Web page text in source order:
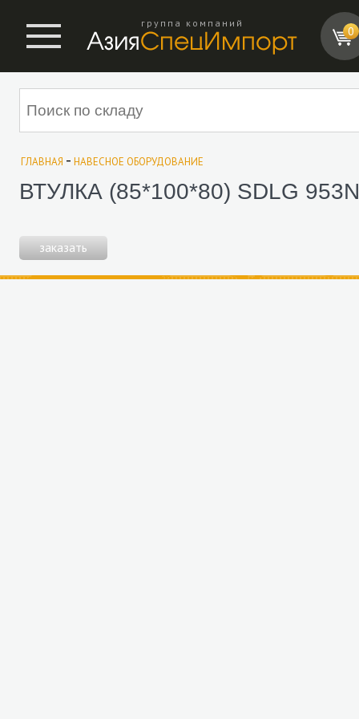
0
группа компаний
ГЛАВНАЯ - НАВЕСНОЕ ОБОРУДОВАНИЕ
ВТУЛКА (85*100*80) SDLG 953N
заказать